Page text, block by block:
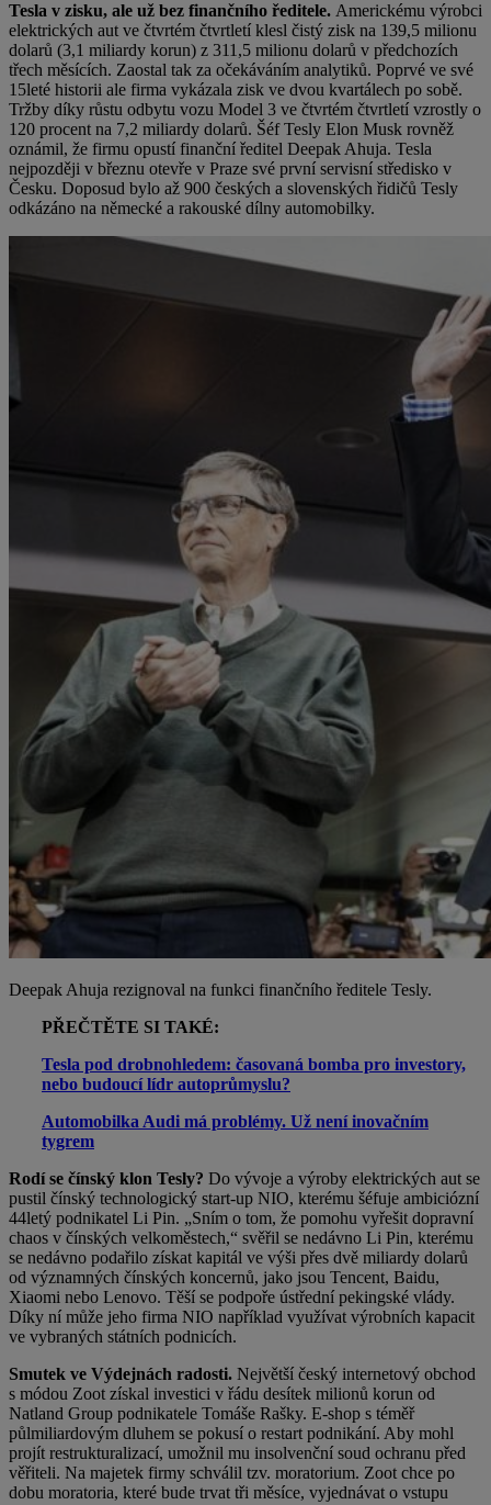
Tesla v zisku, ale už bez finančního ředitele. Americkému výrobci
elektrických aut ve čtvrtém čtvrtletí klesl čistý zisk na 139,5 milionu
dolarů (3,1 miliardy korun) z 311,5 milionu dolarů v předchozích
třech měsících. Zaostal tak za očekáváním analytiků. Poprvé ve své
15leté historii ale firma vykázala zisk ve dvou kvartálech po sobě.
Tržby díky růstu odbytu vozu Model 3 ve čtvrtém čtvrtletí vzrostly o
120 procent na 7,2 miliardy dolarů. Šéf Tesly Elon Musk rovněž
oznámil, že firmu opustí finanční ředitel Deepak Ahuja. Tesla
nejpozději v březnu otevře v Praze své první servisní středisko v
Česku. Doposud bylo až 900 českých a slovenských řidičů Tesly
odkázáno na německé a rakouské dílny automobilky.
Deepak Ahuja rezignoval na funkci finančního ředitele Tesly.
PŘEČTĚTE SI TAKÉ:
Tesla pod drobnohledem: časovaná bomba pro investory,
nebo budoucí lídr autoprůmyslu?
Automobilka Audi má problémy. Už není inovačním
tygrem
Rodí se čínský klon Tesly? Do vývoje a výroby elektrických aut se
pustil čínský technologický start-up NIO, kterému šéfuje ambiciózní
44letý podnikatel Li Pin. „Sním o tom, že pomohu vyřešit dopravní
chaos v čínských velkoměstech,“ svěřil se nedávno Li Pin, kterému
se nedávno podařilo získat kapitál ve výši přes dvě miliardy dolarů
od významných čínských koncernů, jako jsou Tencent, Baidu,
Xiaomi nebo Lenovo. Těší se podpoře ústřední pekingské vlády.
Díky ní může jeho firma NIO například využívat výrobních kapacit
ve vybraných státních podnicích.
Smutek ve Výdejnách radosti. Největší český internetový obchod
s módou Zoot získal investici v řádu desítek milionů korun od
Natland Group podnikatele Tomáše Rašky. E-shop s téměř
půlmiliardovým dluhem se pokusí o restart podnikání. Aby mohl
projít restrukturalizací, umožnil mu insolvenční soud ochranu před
věřiteli. Na majetek firmy schválil tzv. moratorium. Zoot chce po
dobu moratoria, které bude trvat tři měsíce, vyjednávat o vstupu